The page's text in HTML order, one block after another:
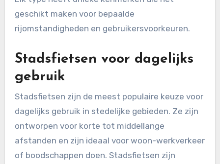
geschikt maken voor bepaalde
rijomstandigheden en gebruikersvoorkeuren.
Stadsfietsen voor dagelijks
gebruik
Stadsfietsen zijn de meest populaire keuze voor
dagelijks gebruik in stedelijke gebieden. Ze zijn
ontworpen voor korte tot middellange
afstanden en zijn ideaal voor woon-werkverkeer
of boodschappen doen. Stadsfietsen zijn